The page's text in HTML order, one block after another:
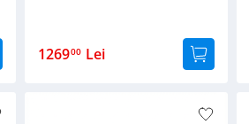
126900 Lei